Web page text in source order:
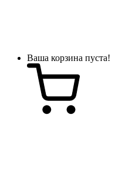
Ваша корзина пуста!